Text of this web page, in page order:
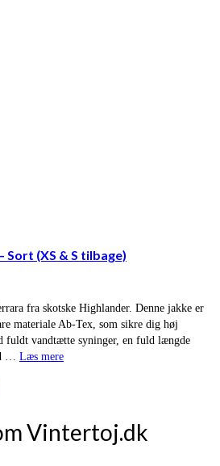
Sort (XS & S tilbage)
fra skotske Highlander. Denne jakke er
materiale Ab-Tex, som sikre dig høj
fuldt vandtætte syninger, en fuld længde
… Læs mere
Vintertoj.dk